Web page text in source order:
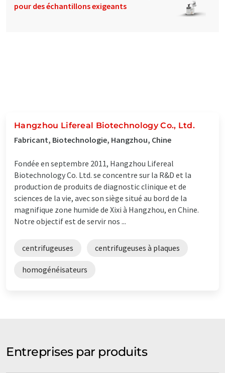
pour des échantillons exigeants
Hangzhou Lifereal Biotechnology Co., Ltd.
Fabricant, Biotechnologie, Hangzhou, Chine
Fondée en septembre 2011, Hangzhou Lifereal
Biotechnology Co. Ltd. se concentre sur la R&D et la
production de produits de diagnostic clinique et de
sciences de la vie, avec son siège situé au bord de la
magnifique zone humide de Xixi à Hangzhou, en Chine.
Notre objectif est de servir nos ...
centrifugeuses centrifugeuses à plaques
homogénéisateurs
Entreprises par produits